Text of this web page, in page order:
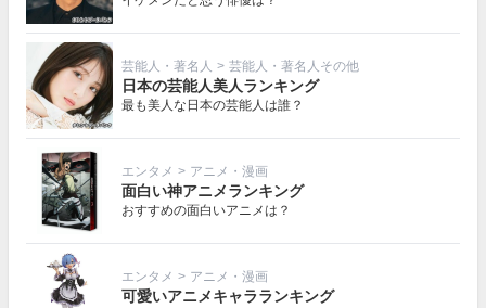
芸能人・著名人 > 芸能人・著名人その他
日本の芸能人美人ランキング
最も美人な日本の芸能人は誰？
エンタメ > アニメ・漫画
面白い神アニメランキング
おすすめの面白いアニメは？
エンタメ > アニメ・漫画
可愛いアニメキャラランキング